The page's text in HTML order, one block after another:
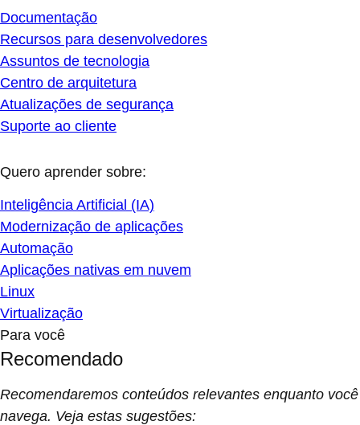
Documentação
Recursos para desenvolvedores
Assuntos de tecnologia
Centro de arquitetura
Atualizações de segurança
Suporte ao cliente
Quero aprender sobre:
Inteligência Artificial (IA)
Modernização de aplicações
Automação
Aplicações nativas em nuvem
Linux
Virtualização
Para você
Recomendado
Recomendaremos conteúdos relevantes enquanto você
navega. Veja estas sugestões: